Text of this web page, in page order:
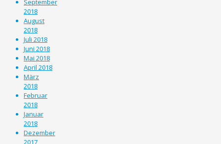
2018
August
2018
Juli 2018
Juni 2018
Mai 2018
April 2018
März
2018
Februar
2018
Januar
2018
Dezember
2017